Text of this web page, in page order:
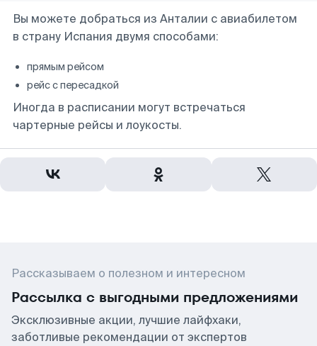
Вы можете добраться из Анталии с авиабилетом
в страну Испания двумя способами:
прямым рейсом
рейс с пересадкой
Иногда в расписании могут встречаться
чартерные рейсы и лоукосты.
Рассказываем о полезном и интересном
Рассылка с выгодными предложениями
Эксклюзивные акции, лучшие лайфхаки,
заботливые рекомендации от экспертов